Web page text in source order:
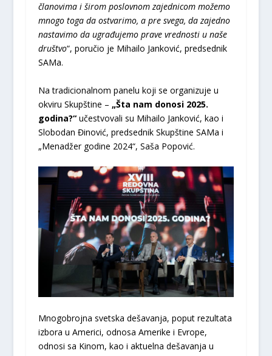
članovima i širom poslovnom zajednicom možemo
mnogo toga da ostvarimo, a pre svega, da zajedno
nastavimo da ugrađujemo prave vrednosti u naše
društvo“, poručio je Mihailo Janković, predsednik
SAMa.
Na tradicionalnom panelu koji se organizuje u
okviru Skupštine – „Šta nam donosi 2025.
godina?“učestvovali su Mihailo Janković, kao i
Slobodan Đinović, predsednik Skupštine SAMa i
„Menadžer godine 2024“, Saša Popović.
Mnogobrojna svetska dešavanja, poput rezultata
izbora u Americi, odnosa Amerike i Evrope,
odnosi sa Kinom, kao i aktuelna dešavanja u